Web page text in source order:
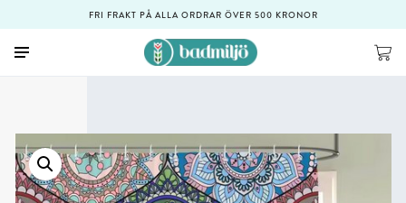
FRI FRAKT PÅ ALLA ORDRAR ÖVER 500 KRONOR